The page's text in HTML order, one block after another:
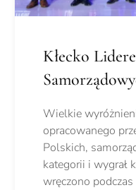
Kłecko
Wielkie
opracowanego
Polskich,
kategorii i wygrał
wręczono